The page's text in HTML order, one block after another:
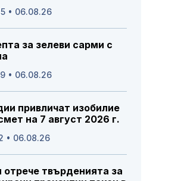
• 06.08.26
за зелеви сарми с
• 06.08.26
привличат изобилие
на 7 август 2026 г.
• 06.08.26
отрече твърденията за